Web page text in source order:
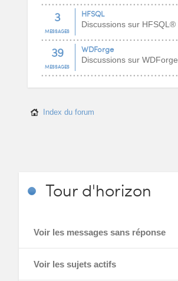
3
MESSAGES
HFSQL
Discussions sur HFSQL®
39
MESSAGES
WDForge
Discussions sur WDForge
Index du forum
Tourd'horizon
Voir les messages sans réponse
Voir les sujets actifs